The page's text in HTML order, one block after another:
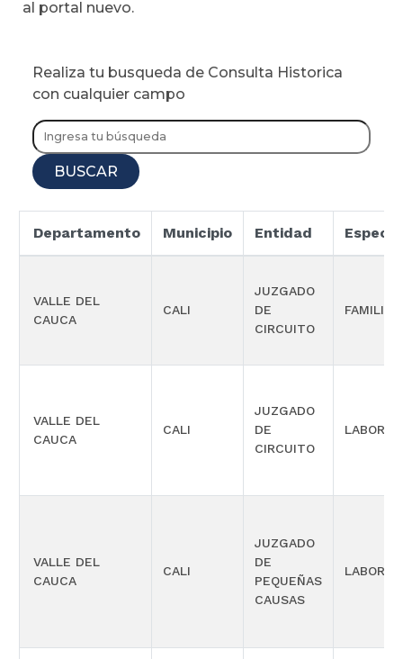
al portal nuevo.
Realiza tu busqueda de Consulta Historica
con cualquier campo
BUSCAR
Departamento Municipio Entidad
VALLE DEL
CAUCA
CALI
JUZGADO
DE
CIRCUITO
FAMILIA
VALLE DEL
CAUCA
CALI
JUZGADO
DE
CIRCUITO
LABORAL
VALLE DEL
CAUCA
CALI
JUZGADO
DE
PEQUEÑAS
CAUSAS
LABORAL